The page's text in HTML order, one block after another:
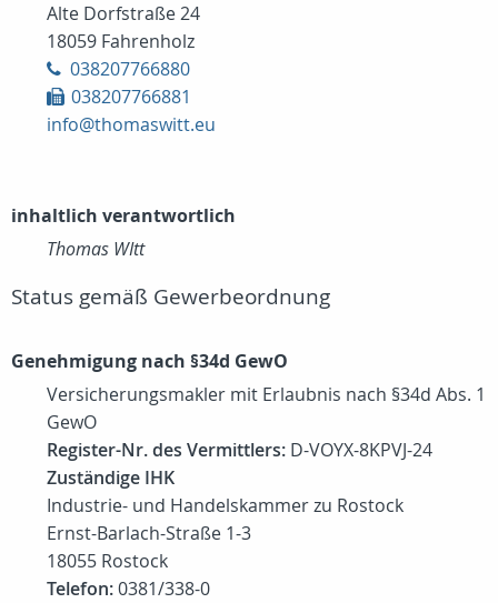
Alte Dorfstraße 24
18059 Fahrenholz
038207766880
038207766881
info@thomaswitt.eu
inhaltlich verantwortlich
Thomas WItt
Status gemäß Gewerbeordnung
Genehmigung nach §34d GewO
Versicherungsmakler mit Erlaubnis nach §34d Abs. 1
GewO
Register-Nr. des Vermittlers: D-VOYX-8KPVJ-24
Zuständige IHK
Industrie- und Handelskammer zu Rostock
Ernst-Barlach-Straße 1-3
18055 Rostock
Telefon:0381/338-0